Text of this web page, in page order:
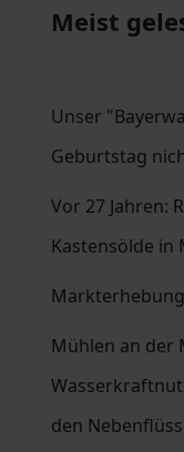
Meist
Unser
Geburtstag
Vor 27 Jahren:
Kastensölde in
Mühlen an der
den